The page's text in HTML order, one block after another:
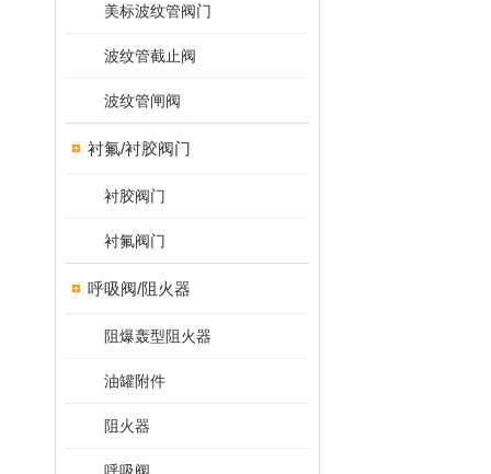
美标波纹管阀门
波纹管截止阀
波纹管闸阀
衬氟/衬胶阀门
衬胶阀门
衬氟阀门
呼吸阀/阻火器
阻爆轰型阻火器
油罐附件
阻火器